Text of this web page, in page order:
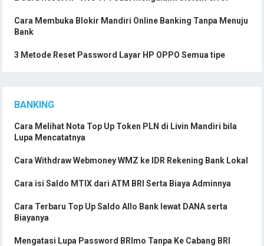
Cara Membuka Blokir Mandiri Online Banking Tanpa Menuju
Bank
3 Metode Reset Password Layar HP OPPO Semua tipe
BANKING
Cara Melihat Nota Top Up Token PLN di Livin Mandiri bila
Lupa Mencatatnya
Cara Withdraw Webmoney WMZ ke IDR Rekening Bank Lokal
Cara isi Saldo MTIX dari ATM BRI Serta Biaya Adminnya
Cara Terbaru Top Up Saldo Allo Bank lewat DANA serta
Biayanya
Mengatasi Lupa Password BRImo Tanpa Ke Cabang BRI